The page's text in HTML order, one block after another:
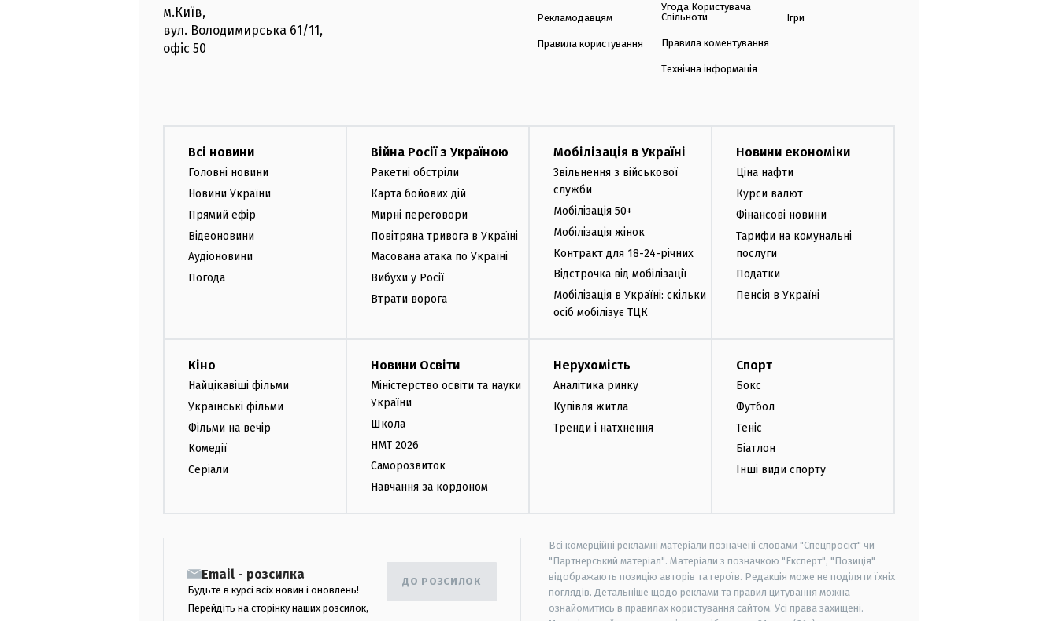
м.Київ,
вул. Володимирська 61/11,
офіс 50
Рекламодавцям
Правила користування
Угода Користувача
Спільноти
Правила коментування
Технічна інформація
Ігри
Всі новини
Головні новини
Новини України
Прямий ефір
Відеоновини
Аудіоновини
Погода
Війна Росії з Україною
Ракетні обстріли
Карта бойових дій
Мирні переговори
Повітряна тривога в Україні
Масована атака по Україні
Вибухи у Росії
Втрати ворога
Мобілізація в Україні
Звільнення з військової
служби
Мобілізація 50+
Мобілізація жінок
Контракт для 18-24-річних
Відстрочка від мобілізації
Мобілізація в Україні: скільки
осіб мобілізує ТЦК
Новини економіки
Ціна нафти
Курси валют
Фінансові новини
Тарифи на комунальні
послуги
Податки
Пенсія в Україні
Кіно
Найцікавіші фільми
Українські фільми
Фільми на вечір
Комедії
Серіали
Новини Освіти
Міністерство освіти та науки
України
Школа
НМТ 2026
Саморозвиток
Навчання за кордоном
Нерухомість
Аналітика ринку
Купівля житла
Тренди і натхнення
Спорт
Бокс
Футбол
Теніс
Біатлон
Інші види спорту
Email - розсилка
Будьте в курсі всіх новин і оновлень!
Перейдіть на сторінку наших розсилок,
ДО РОЗСИЛОК
Всі комерційні рекламні матеріали позначені словами "Спецпроєкт" чи
"Партнерський матеріал". Матеріали з позначкою "Експерт", "Позиція"
відображають позицію авторів та героїв. Редакція може не поділяти їхніх
поглядів. Детальніше щодо реклами та правил цитування можна
ознайомитись в правилах користування сайтом. Усі права захищені.